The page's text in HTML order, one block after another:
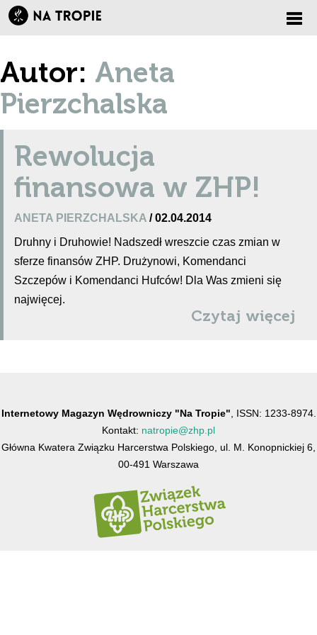
Autor: Aneta
Pierzchalska
Rewolucja
finansowa w ZHP!
ANETA PIERZCHALSKA / 02.04.2014
Druhny i Druhowie! Nadszedł wreszcie czas zmian w
sferze finansów ZHP. Drużynowi, Komendanci
Szczepów i Komendanci Hufców! Dla Was zmieni się
najwięcej.
Czytaj więcej
Internetowy Magazyn Wędrowniczy "Na Tropie" , ISSN: 1233-8974.
Kontakt: natropie@zhp.pl
Główna Kwatera Związku Harcerstwa Polskiego, ul. M. Konopnickiej 6,
00-491 Warszawa